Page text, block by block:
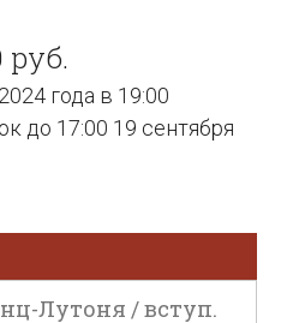
руб.
года в 19:00
до 17:00 19 сентября
Лутоня / вступ.